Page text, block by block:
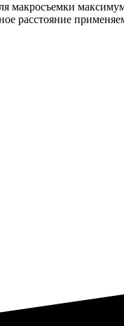
макросъемки
расстояние